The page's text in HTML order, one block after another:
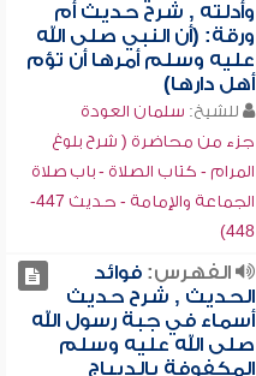
وأدلته , شرح حديث أم
ورقة: (أن النبي صلى الله
عليه وسلم أمرها أن تؤم
أهل دارها)
للشيخ: سلمان العودة
جزء من محاضرة ( شرح بلوغ
المرام - كتاب الصلاة - باب صلاة
الجماعة والإمامة - حديث 447-
448)
الفهرس:فوائد
الحديث , شرح حديث
أسماء في جبة رسول الله
صلى الله عليه وسلم
المكفوفة بالديباج